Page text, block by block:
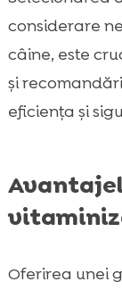
considerare
câine, este
și
eficiența și
Oferirea unei